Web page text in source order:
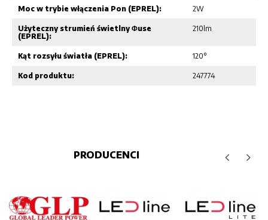
Moc w trybie włączenia Pon (EPREL): 2W
Użyteczny strumień świetlny Φuse
(EPREL):
210lm
Kąt rozsyłu światła (EPREL): 120°
Kod produktu: 247774
PRODUCENCI